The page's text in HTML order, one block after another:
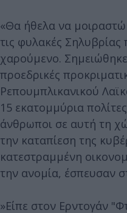
«Θα ήθελα να
τις φυλακές
χαρούμενο.
προεδρικές
Ρεπουμπλικανικού
15 εκατομμύρια
άνθρωποι σε αυτή τη
την καταπίεση της
κατεστραμμένη
την ανομία, έσπευσαν
»Είπε στον Ερντογάν